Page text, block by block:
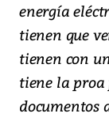
energía
tienen que
tienen con
tiene la proa
documentos